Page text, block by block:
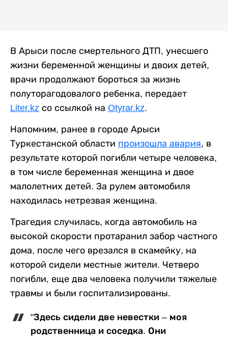
В Арыси после смертельного ДТП, унесшего
жизни беременной женщины и двоих детей,
врачи продолжают бороться за жизнь
полуторагодовалого ребенка, передает
Liter.kz со ссылкой на Otyrar.kz.
Напомним, ранее в городе Арыси
Туркестанской области произошла авария, в
результате которой погибли четыре человека,
в том числе беременная женщина и двое
малолетних детей. За рулем автомобиля
находилась нетрезвая женщина.
Трагедия случилась, когда автомобиль на
высокой скорости протаранил забор частного
дома, после чего врезался в скамейку, на
которой сидели местные жители. Четверо
погибли, еще два человека получили тяжелые
травмы и были госпитализированы.
"Здесь сидели две невестки – моя
родственница и соседка. Они